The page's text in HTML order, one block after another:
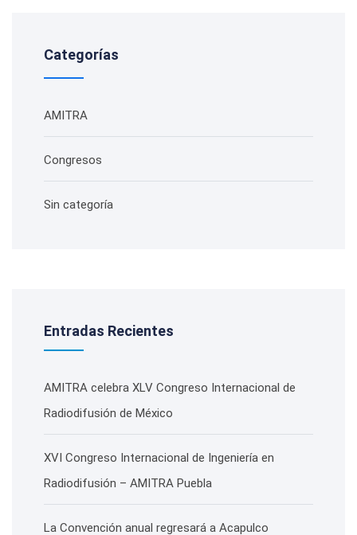
Categorías
AMITRA
Congresos
Sin categoría
Entradas Recientes
AMITRA celebra XLV Congreso Internacional de
Radiodifusión de México
XVI Congreso Internacional de Ingeniería en
Radiodifusión – AMITRA Puebla
La Convención anual regresará a Acapulco